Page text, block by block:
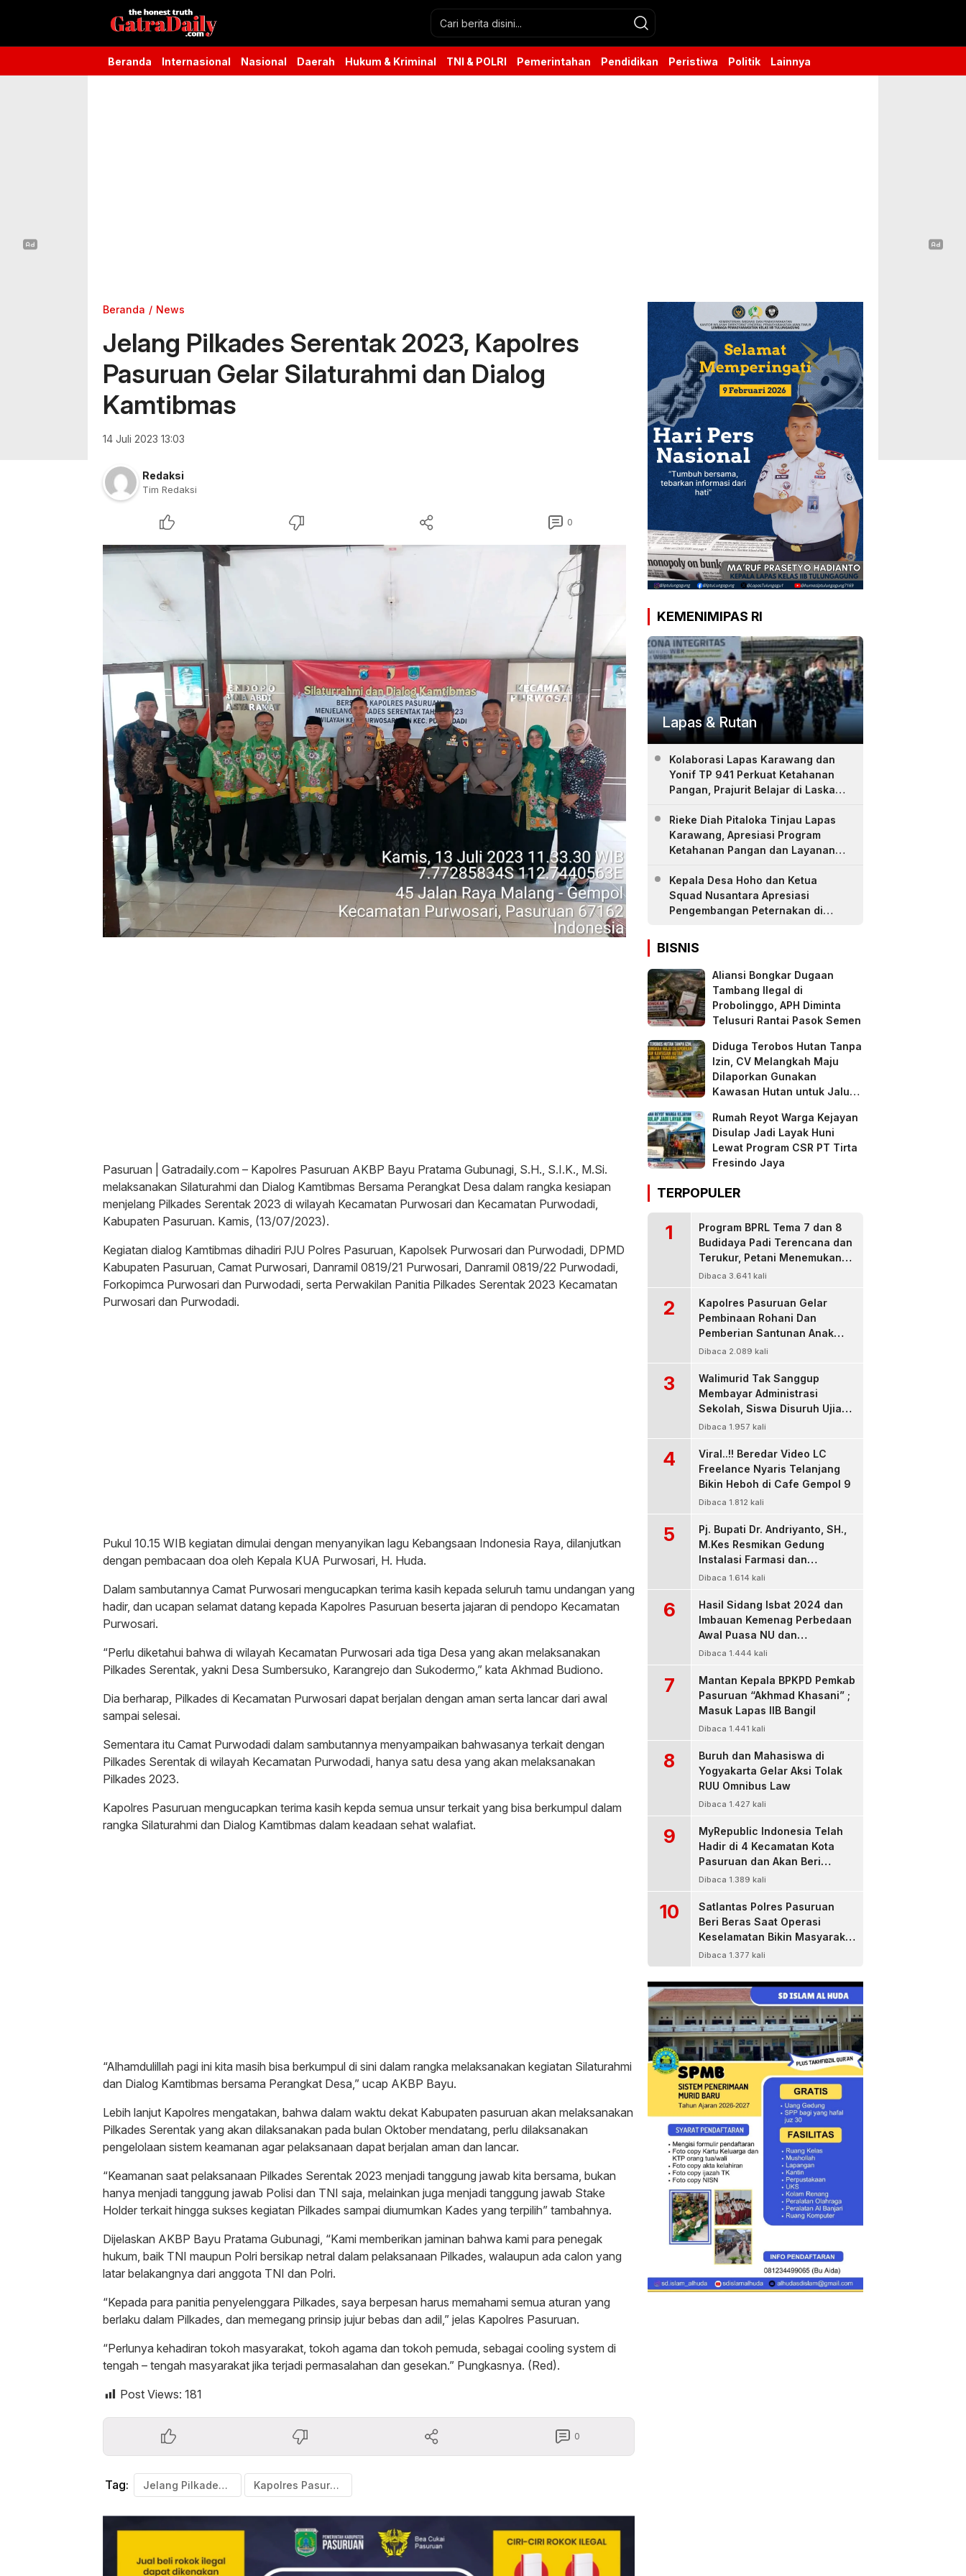
Gatra Daily
the honest truth
Beranda Internasional Nasional Daerah Hukum & Kriminal TNI & POLRI Pemerintahan Pendidikan Peristiwa Politik Lainnya
Beranda News
Jelang Pilkades Serentak 2023, Kapolres
Pasuruan Gelar Silaturahmi dan Dialog
Kamtibmas
14 Juli 2023 13:03
Redaksi
Tim Redaksi
0
Pasuruan | Gatradaily.com – Kapolres Pasuruan AKBP Bayu Pratama Gubunagi, S.H., S.I.K., M.Si.
melaksanakan Silaturahmi dan Dialog Kamtibmas Bersama Perangkat Desa dalam rangka kesiapan
menjelang Pilkades Serentak 2023 di wilayah Kecamatan Purwosari dan Kecamatan Purwodadi,
Kabupaten Pasuruan. Kamis, (13/07/2023).
Kegiatan dialog Kamtibmas dihadiri PJU Polres Pasuruan, Kapolsek Purwosari dan Purwodadi, DPMD
Kabupaten Pasuruan, Camat Purwosari, Danramil 0819/21 Purwosari, Danramil 0819/22 Purwodadi,
Forkopimca Purwosari dan Purwodadi, serta Perwakilan Panitia Pilkades Serentak 2023 Kecamatan
Purwosari dan Purwodadi.
Pukul 10.15 WIB kegiatan dimulai dengan menyanyikan lagu Kebangsaan Indonesia Raya, dilanjutkan
dengan pembacaan doa oleh Kepala KUA Purwosari, H. Huda.
Dalam sambutannya Camat Purwosari mengucapkan terima kasih kepada seluruh tamu undangan yang
hadir, dan ucapan selamat datang kepada Kapolres Pasuruan beserta jajaran di pendopo Kecamatan
Purwosari.
“Perlu diketahui bahwa di wilayah Kecamatan Purwosari ada tiga Desa yang akan melaksanakan
Pilkades Serentak, yakni Desa Sumbersuko, Karangrejo dan Sukodermo,” kata Akhmad Budiono.
Dia berharap, Pilkades di Kecamatan Purwosari dapat berjalan dengan aman serta lancar dari awal
sampai selesai.
Sementara itu Camat Purwodadi dalam sambutannya menyampaikan bahwasanya terkait dengan
Pilkades Serentak di wilayah Kecamatan Purwodadi, hanya satu desa yang akan melaksanakan
Pilkades 2023.
Kapolres Pasuruan mengucapkan terima kasih kepda semua unsur terkait yang bisa berkumpul dalam
rangka Silaturahmi dan Dialog Kamtibmas dalam keadaan sehat walafiat.
“Alhamdulillah pagi ini kita masih bisa berkumpul di sini dalam rangka melaksanakan kegiatan Silaturahmi
dan Dialog Kamtibmas bersama Perangkat Desa,” ucap AKBP Bayu.
Lebih lanjut Kapolres mengatakan, bahwa dalam waktu dekat Kabupaten pasuruan akan melaksanakan
Pilkades Serentak yang akan dilaksanakan pada bulan Oktober mendatang, perlu dilaksanakan
pengelolaan sistem keamanan agar pelaksanaan dapat berjalan aman dan lancar.
“Keamanan saat pelaksanaan Pilkades Serentak 2023 menjadi tanggung jawab kita bersama, bukan
hanya menjadi tanggung jawab Polisi dan TNI saja, melainkan juga menjadi tanggung jawab Stake
Holder terkait hingga sukses kegiatan Pilkades sampai diumumkan Kades yang terpilih” tambahnya.
Dijelaskan AKBP Bayu Pratama Gubunagi, “Kami memberikan jaminan bahwa kami para penegak
hukum, baik TNI maupun Polri bersikap netral dalam pelaksanaan Pilkades, walaupun ada calon yang
latar belakangnya dari anggota TNI dan Polri.
“Kepada para panitia penyelenggara Pilkades, saya berpesan harus memahami semua aturan yang
berlaku dalam Pilkades, dan memegang prinsip jujur bebas dan adil,” jelas Kapolres Pasuruan.
“Perlunya kehadiran tokoh masyarakat, tokoh agama dan tokoh pemuda, sebagai cooling system di
tengah – tengah masyarakat jika terjadi permasalahan dan gesekan.” Pungkasnya. (Red).
Post Views: 181
0
Tag: Jelang Pilkades Serentak 2023 Kapolres Pasuruan Gelar Silaturahmi dan Dialog Kamtibmas
KEMENIMIPAS RI
Lapas & Rutan
Kolaborasi Lapas Karawang dan
Yonif TP 941 Perkuat Ketahanan
Pangan, Prajurit Belajar di Laskar
Rieke Diah Pitaloka Tinjau Lapas
Karawang, Apresiasi Program
Ketahanan Pangan dan Layanan
Kepala Desa Hoho dan Ketua
Squad Nusantara Apresiasi
Pengembangan Peternakan di
BISNIS
Aliansi Bongkar Dugaan
Tambang Ilegal di
Probolinggo, APH Diminta
Telusuri Rantai Pasok Semen
Diduga Terobos Hutan Tanpa
Izin, CV Melangkah Maju
Dilaporkan Gunakan
Kawasan Hutan untuk Jalur
Rumah Reyot Warga Kejayan
Disulap Jadi Layak Huni
Lewat Program CSR PT Tirta
Fresindo Jaya
TERPOPULER
1
Program BPRL Tema 7 dan 8
Budidaya Padi Terencana dan
Terukur, Petani Menemukan
Penanggulangan Hama
Dibaca 3.641 kali
2
Kapolres Pasuruan Gelar
Pembinaan Rohani Dan
Pemberian Santunan Anak
Yatim untuk Tingkatkan
Dibaca 2.089 kali
3
Walimurid Tak Sanggup
Membayar Administrasi
Sekolah, Siswa Disuruh Ujian
di Luar Kelas
Dibaca 1.957 kali
4
Viral..!! Beredar Video LC
Freelance Nyaris Telanjang
Bikin Heboh di Cafe Gempol 9
Dibaca 1.812 kali
5
Pj. Bupati Dr. Andriyanto, SH.,
M.Kes Resmikan Gedung
Instalasi Farmasi dan
Dropzone IGD, RSUD Bangil
Dibaca 1.614 kali
6
Hasil Sidang Isbat 2024 dan
Imbauan Kemenag Perbedaan
Awal Puasa NU dan
Muhamadiyah
Dibaca 1.444 kali
7
Mantan Kepala BPKPD Pemkab
Pasuruan “Akhmad Khasani” ;
Masuk Lapas IIB Bangil
Dibaca 1.441 kali
8
Buruh dan Mahasiswa di
Yogyakarta Gelar Aksi Tolak
RUU Omnibus Law
Dibaca 1.427 kali
9
MyRepublic Indonesia Telah
Hadir di 4 Kecamatan Kota
Pasuruan dan Akan Beri
Pelayanan Terbaik Untuk
Dibaca 1.389 kali
10
Satlantas Polres Pasuruan
Beri Beras Saat Operasi
Keselamatan Bikin Masyarakat
Senang
Dibaca 1.377 kali